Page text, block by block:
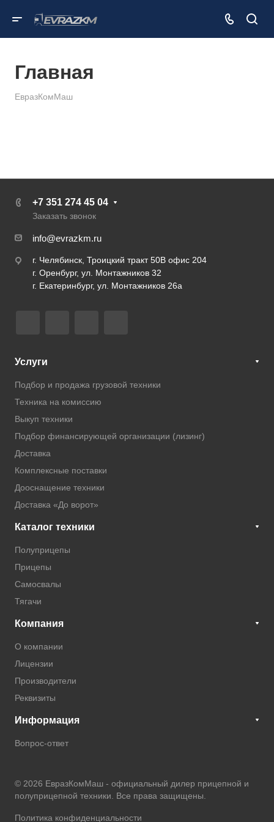
Главная
ЕвразКомМаш
+7 351 274 45 04
Заказать звонок
info@evrazkm.ru
г. Челябинск, Троицкий тракт 50В офис 204
г. Оренбург, ул. Монтажников 32
г. Екатеринбург, ул. Монтажников 26а
Услуги
Подбор и продажа грузовой техники
Техника на комиссию
Выкуп техники
Подбор финансирующей организации (лизинг)
Доставка
Комплексные поставки
Дооснащение техники
Доставка «До ворот»
Каталог техники
Полуприцепы
Прицепы
Самосвалы
Тягачи
Компания
О компании
Лицензии
Производители
Реквизиты
Информация
Вопрос-ответ
© 2026 ЕвразКомМаш - официальный дилер прицепной и
полуприцепной техники . Все права защищены.
Политика конфиденциальности